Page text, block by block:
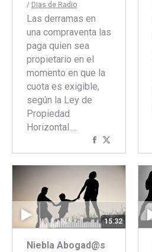
/ Dias de Radio
Las derramas en
una compraventa las
paga quien sea
propietario en el
momento en que la
cuota es exigible,
según la Ley de
Propiedad
Horizontal.…
Compartir
con
Facebook
con
Twitter
15:32
Niebla Abogad@s